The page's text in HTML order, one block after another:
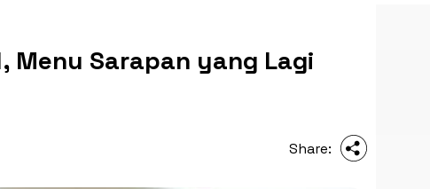
Menu Sarapan yang Lagi
Share: